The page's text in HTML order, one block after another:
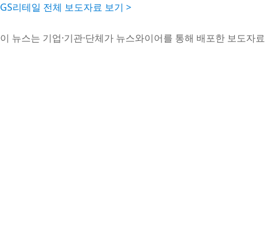
GS리테일 전체 보도자료 보기 >
이 뉴스는 기업·기관·단체가 뉴스와이어를 통해 배포한 보도자